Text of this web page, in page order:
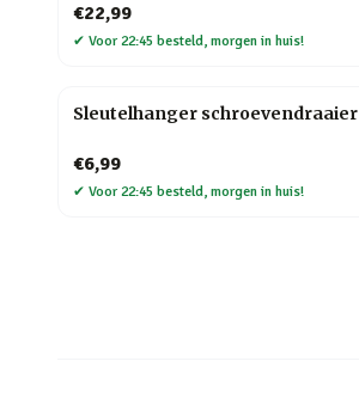
€22,99
✔ Voor 22:45 besteld, morgen in huis!
Sleutelhanger schroevendraaier
€6,99
✔ Voor 22:45 besteld, morgen in huis!